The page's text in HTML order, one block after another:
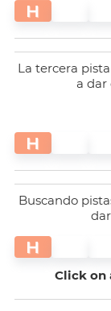
H
La tercera
a dar
H
Buscando
H
Click on